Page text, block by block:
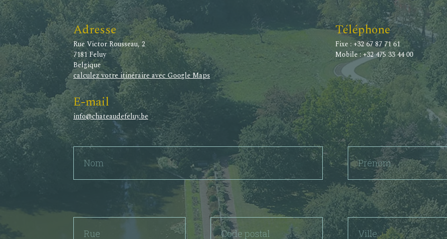
Adresse
Rue Victor Rousseau, 2
7181 Feluy
Belgique
calculez votre itinéraire avec Google Maps
Téléphone
Fixe : +32 67 87 71 61
Mobile : +32 475 33 44 00
E-mail
info@chateaudefeluy.be